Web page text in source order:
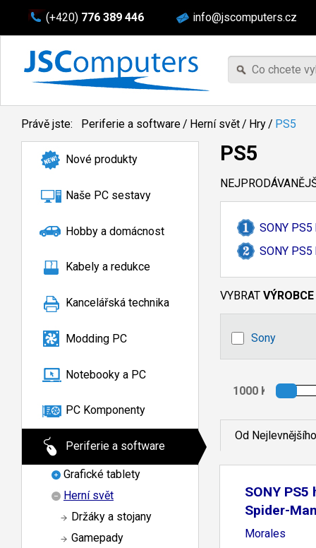
(+420) 776 389 446 info@jscomputers.cz
Právě jste: Periferie a software/ Herní svět/ Hry/ PS5
Nové produkty
Naše PC sestavy
Hobby a domácnost
Kabely a redukce
Kancelářská technika
Modding PC
Notebooky a PC
PC Komponenty
Periferie a software
Grafické tablety
Herní svět
Držáky a stojany
Gamepady
PS5
SONY
SONY
VYBRAT VÝROBCE
Sony
Od Nejlevnějšího
SONY
Spider-
Morales